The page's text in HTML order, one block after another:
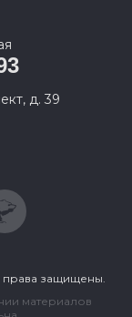
д. 39
права защищены.
материалов